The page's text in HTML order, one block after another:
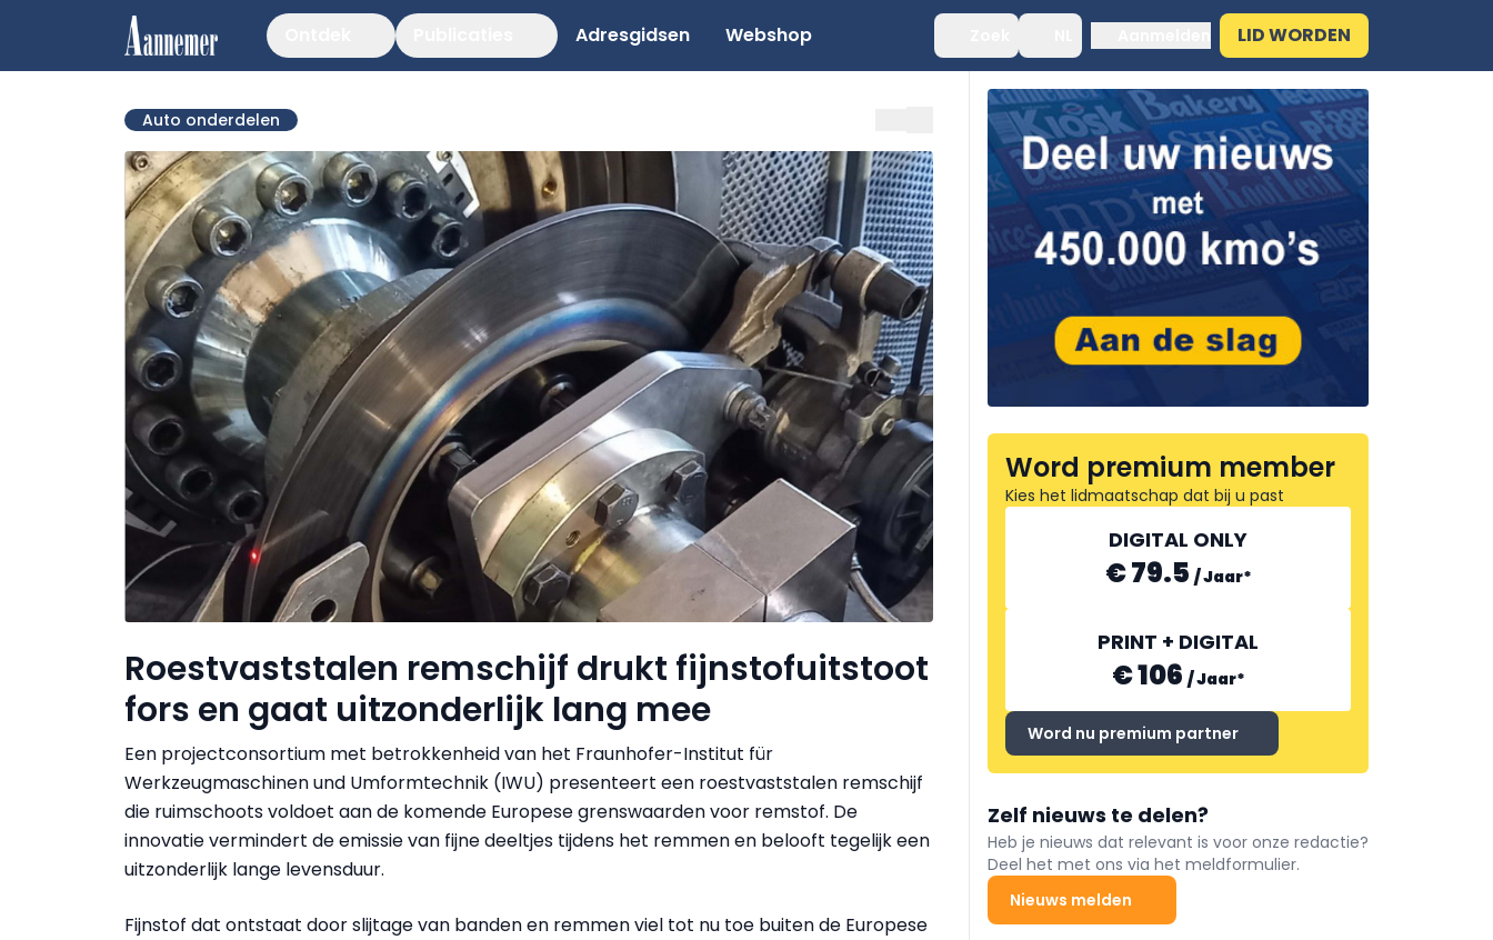
Adresgidsen Webshop LID WORDEN
Auto onderdelen
Roestvaststalen remschijf drukt fijnstofuitstoot
fors en gaat uitzonderlijk lang mee
Een projectconsortium met betrokkenheid van het Fraunhofer-Institut für
Werkzeugmaschinen und Umformtechnik (IWU) presenteert een roestvaststalen remschijf
die ruimschoots voldoet aan de komende Europese grenswaarden voor remstof. De
innovatie vermindert de emissie van fijne deeltjes tijdens het remmen en belooft tegelijk een
uitzonderlijk lange levensduur.
Fijnstof dat ontstaat door slijtage van banden en remmen viel tot nu toe buiten de Europese
Word premium member
Kies het lidmaatschap dat bij u past
DIGITAL ONLY
€ 79.5 /Jaar*
PRINT + DIGITAL
€ 106 /Jaar*
Word nu premium partner
Zelf nieuws te delen?
Heb je nieuws dat relevant is voor onze redactie?
Deel het met ons via het meldformulier.
Nieuws melden